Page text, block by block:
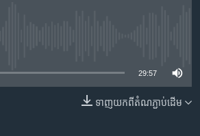
29:57
ទាញ​យក​ពី​តំណភ្ជាប់​ដើម